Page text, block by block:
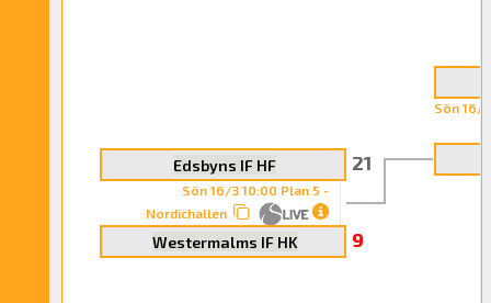
Edsbyns IF HF 21
Sön 16/3 10:00 Plan 5 -
Nordichallen
Westermalms IF HK 9
Sön 16/